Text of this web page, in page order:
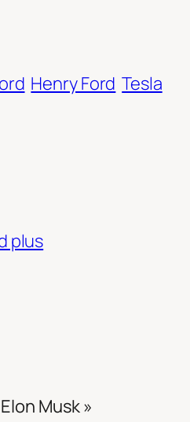
Henry Ford Tesla
plus
Musk »